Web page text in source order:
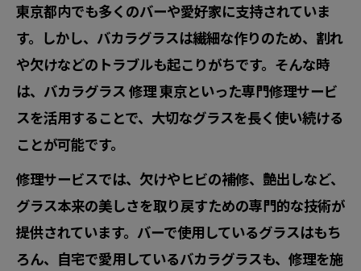
東京都内でも多くのバーや愛好家に支持されていま
す。しかし、バカラグラスは繊細な作りのため、割れ
や欠けなどのトラブルも起こりがちです。そんな時
は、バカラグラス 修理 東京といった専門修理サービ
スを活用することで、大切なグラスを長く使い続ける
ことが可能です。
修理サービスでは、欠けやヒビの補修、艶出しなど、
グラス本来の美しさを取り戻すための専門的な技術が
提供されています。バーで使用しているグラスはもち
ろん、自宅で愛用しているバカラグラスも、修理を施